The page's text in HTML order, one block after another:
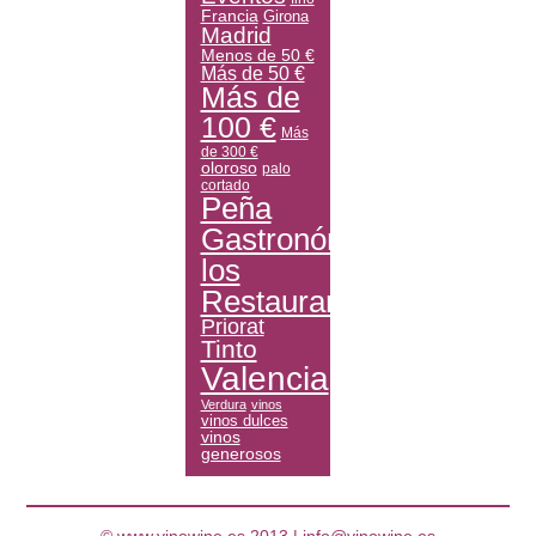
Francia Girona
Madrid
Menos de 50 €
Más de 50 €
Más de
100 € Más
de 300 €
oloroso palo
cortado
Peña
Gastronómica
los
Restauranteros
Priorat
Tinto
Valencia
Verdura vinos
vinos dulces
vinos
generosos